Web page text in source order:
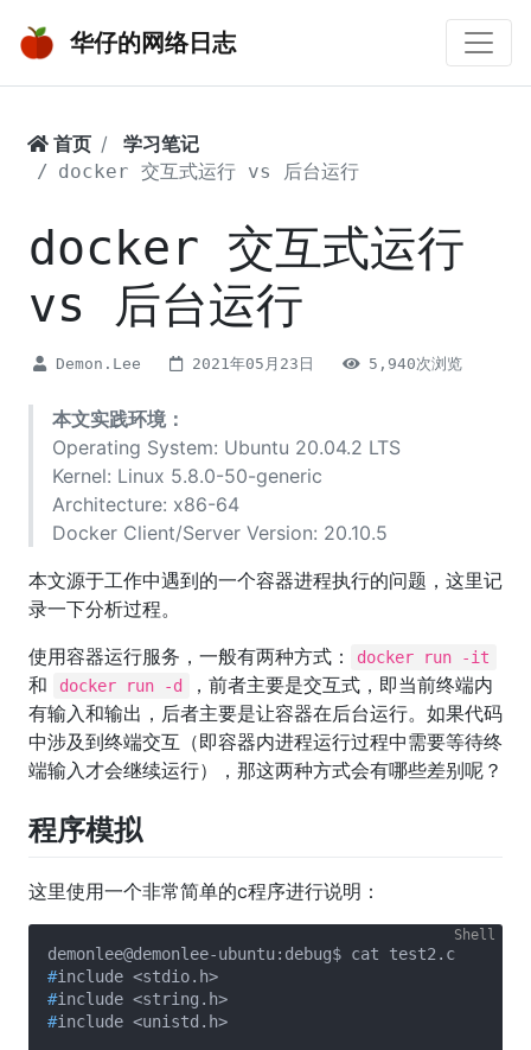
华仔的网络日志
首页 学习笔记
docker 交互式运行 vs 后台运行
docker 交互式运行
vs 后台运行
Demon.Lee 2021年05月23日 5,940次浏览
本文实践环境：
Operating System: Ubuntu 20.04.2 LTS
Kernel: Linux 5.8.0-50-generic
Architecture: x86-64
Docker Client/Server Version: 20.10.5
本文源于工作中遇到的一个容器进程执行的问题，这里记
录一下分析过程。
使用容器运行服务，一般有两种方式：
docker run -it
和 docker run -d
，前者主要是交互式，即当前终端内
有输入和输出，后者主要是让容器在后台运行。如果代码
中涉及到终端交互（即容器内进程运行过程中需要等待终
端输入才会继续运行），那这两种方式会有哪些差别呢？
程序模拟
这里使用一个非常简单的c程序进行说明：
#include <stdio.h>
#include <string.h>
#include <unistd.h>